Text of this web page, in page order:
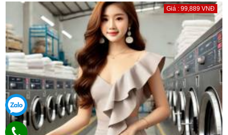
Giá : 99,889 VNĐ